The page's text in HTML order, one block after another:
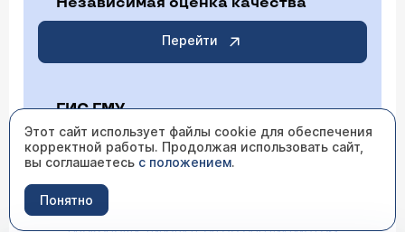
Независимая оценка качества
Перейти
ГИС ГМУ
Перейти
ИМЕЮТСЯ ПРОТИВОПОКАЗАНИЯ НЕОБХОДИМО
Этот сайт использует файлы cookie для обеспечения
корректной работы. Продолжая использовать сайт,
вы соглашаетесь с положением.
Понятно